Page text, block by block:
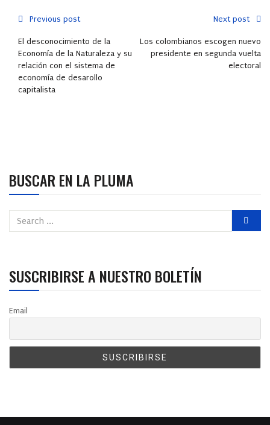
Previous post
El desconocimiento de la
Economía de la Naturaleza y su
relación con el sistema de
economía de desarollo
capitalista
Next post
Los colombianos escogen nuevo
presidente en segunda vuelta
electoral
BUSCAR EN LA PLUMA
SUSCRIBIRSE A NUESTRO BOLETÍN
Email